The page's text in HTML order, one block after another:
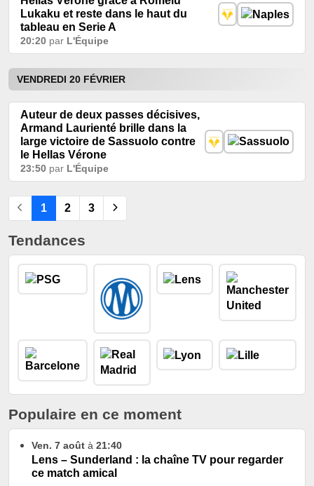
Lukaku et reste dans le haut du
tableau en Serie A
20:20 par L'Équipe
VENDREDI 20 FÉVRIER
Auteur de deux passes décisives,
Armand Laurienté brille dans la
large victoire de Sassuolo contre
le Hellas Vérone
23:50 par L'Équipe
1 2 3
Tendances
Populaire en ce moment
Ven. 7 août à 21:40
Lens – Sunderland : la chaîne TV pour regarder
ce match amical